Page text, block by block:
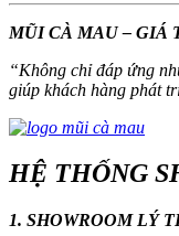
MŨI CÀ MAU – GIÁ
“Không chỉ đáp ứng
giúp khách hàng phát
HỆ THỐNG
1. SHOWROOM LÝ